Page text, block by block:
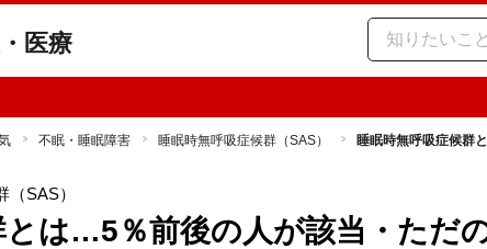
医療
不眠・睡眠障害 睡眠時無呼吸症候群（SAS） 睡眠時無呼吸症候群
SAS）
とは…5％前後の人が該当・ただ